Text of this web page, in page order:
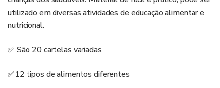
utilizado em diversas atividades de educação alimentar e
nutricional.
✅ São 20 cartelas variadas
✅12 tipos de alimentos diferentes